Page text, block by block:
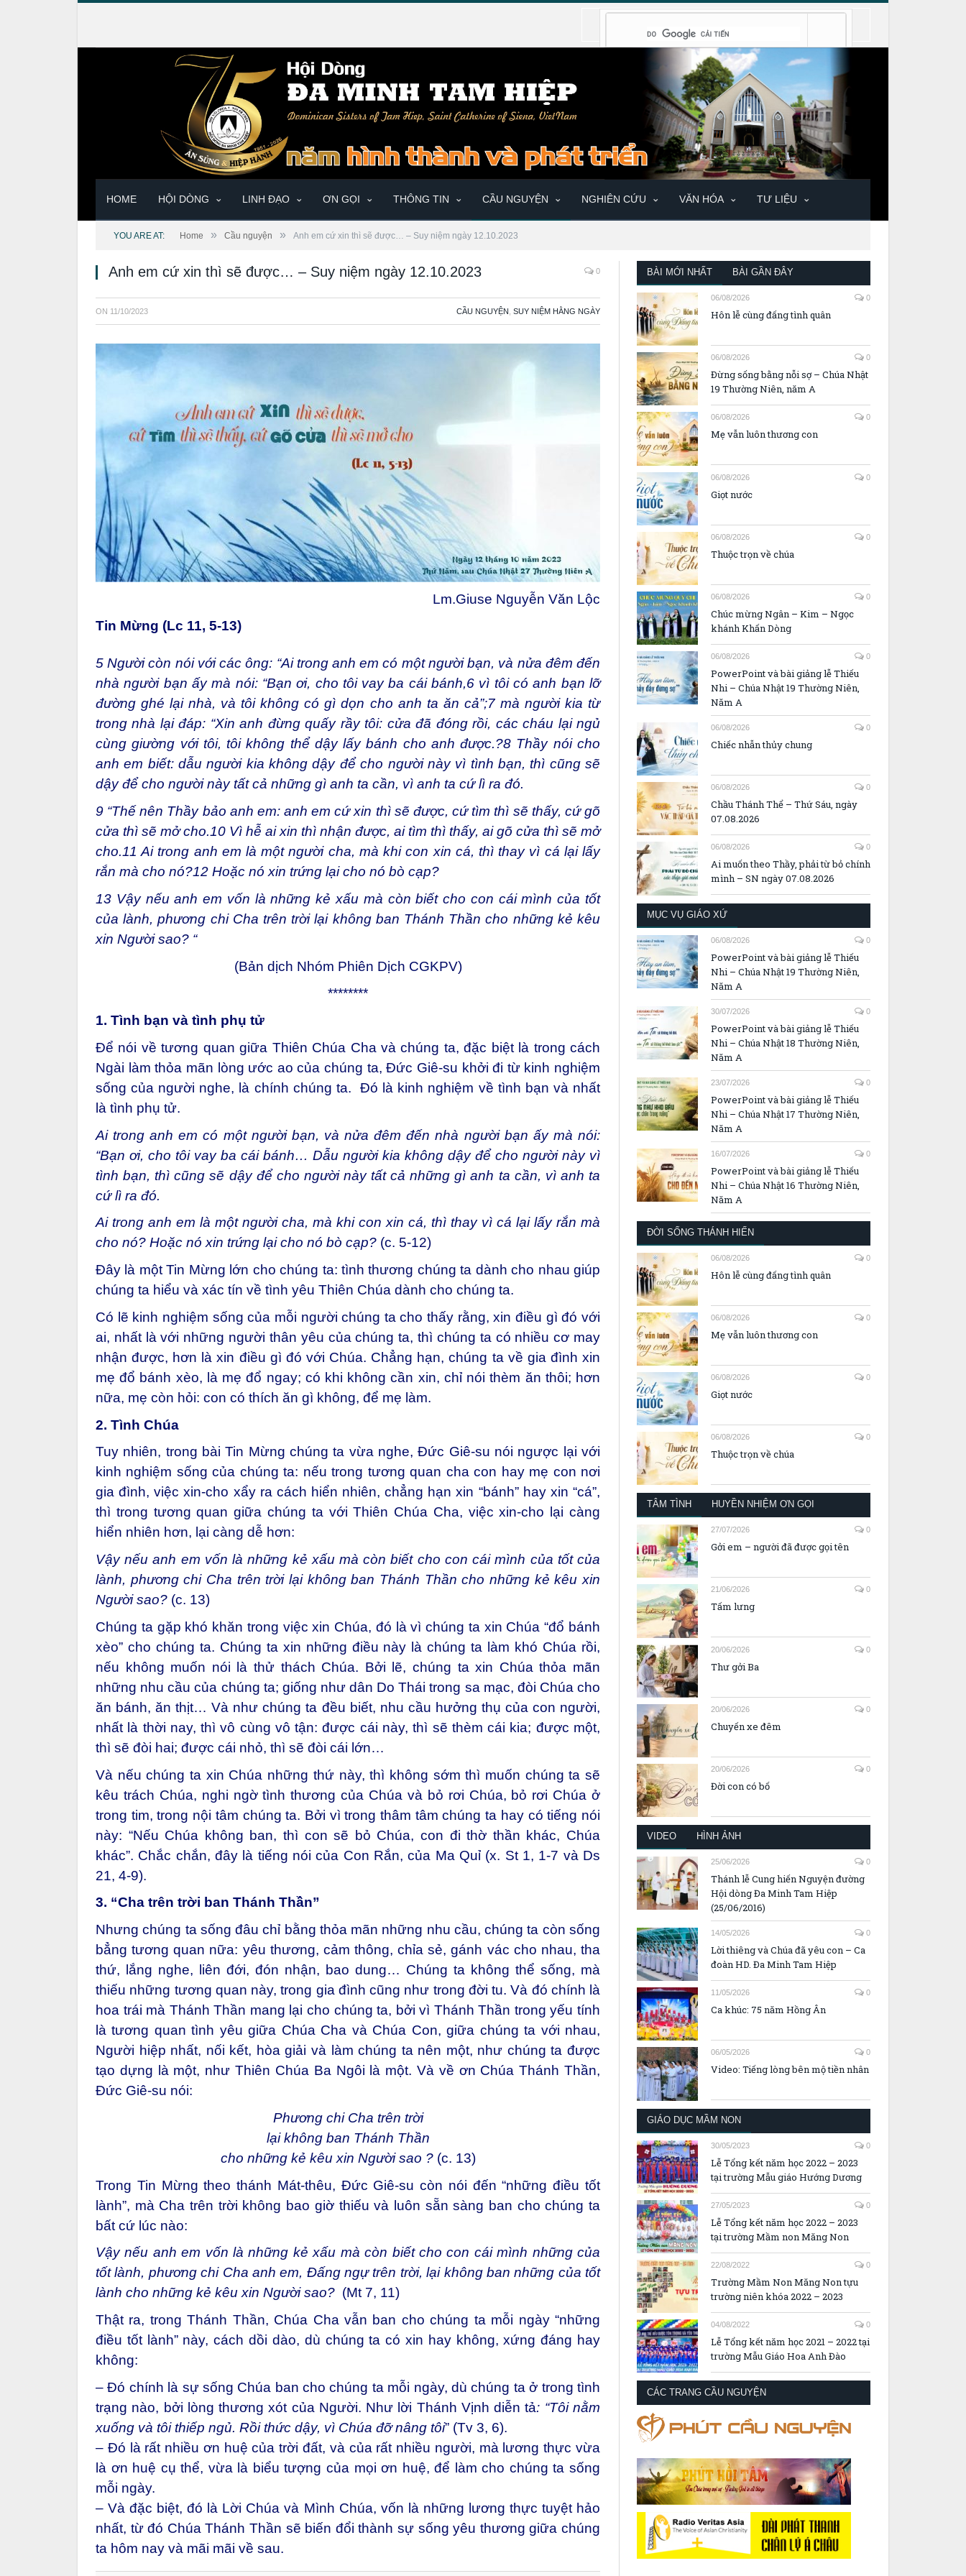
HOME HỘI DÒNG LINH ĐẠO ƠN GỌI THÔNG TIN CẦU NGUYỆN NGHIÊN CỨU VĂN HÓA TƯ LIỆU
YOU ARE AT: Home » Cầu nguyện » Anh em cứ xin thì sẽ được… – Suy niệm ngày 12.10.2023
Anh em cứ xin thì sẽ được… – Suy niệm ngày 12.10.2023 0
ON 11/10/2023 CẦU NGUYỆN SUY NIỆM HẰNG NGÀY
Lm.Giuse Nguyễn Văn Lộc
Tin Mừng (Lc 11, 5-13)
5 Người còn nói với các ông: “Ai trong anh em có một người bạn, và nửa đêm đến
nhà người bạn ấy mà nói: “Bạn ơi, cho tôi vay ba cái bánh,6 vì tôi có anh bạn lỡ
đường ghé lại nhà, và tôi không có gì dọn cho anh ta ăn cả”;7mà người kia từ
trong nhà lại đáp: “Xin anh đừng quấy rầy tôi: cửa đã đóng rồi, các cháu lại ngủ
cùng giường với tôi, tôi không thể dậy lấy bánh cho anh được.?8 Thầy nói cho
anh em biết: dẫu người kia không dậy để cho người này vì tình bạn, thì cũng sẽ
dậy để cho người này tất cả những gì anh ta cần, vì anh ta cứ lì ra đó.
9 “Thế nên Thầy bảo anh em: anh em cứ xin thì sẽ được, cứ tìm thì sẽ thấy, cứ gõ
cửa thì sẽ mở cho.10 Vì hễ ai xin thì nhận được, ai tìm thì thấy, ai gõ cửa thì sẽ mở
cho.11 Ai trong anh em là một người cha, mà khi con xin cá, thì thay vì cá lại lấy
rắn mà cho nó?12 Hoặc nó xin trứng lại cho nó bò cạp?
13 Vậy nếu anh em vốn là những kẻ xấu mà còn biết cho con cái mình của tốt
của lành, phương chi Cha trên trời lại không ban Thánh Thần cho những kẻ kêu
xin Người sao? “
(Bản dịch Nhóm Phiên Dịch CGKPV)
********
1. Tình bạn và tình phụ tử
Để nói về tương quan giữa Thiên Chúa Cha và chúng ta, đặc biệt là trong cách
Ngài làm thỏa mãn lòng ước ao của chúng ta, Đức Giê-su khởi đi từ kinh nghiệm
sống của người nghe, là chính chúng ta. Đó là kinh nghiệm về tình bạn và nhất
là tình phụ tử.
Ai trong anh em có một người bạn, và nửa đêm đến nhà người bạn ấy mà nói:
“Bạn ơi, cho tôi vay ba cái bánh… Dẫu người kia không dậy để cho người này vì
tình bạn, thì cũng sẽ dậy để cho người này tất cả những gì anh ta cần, vì anh ta
cứ lì ra đó.
Ai trong anh em là một người cha, mà khi con xin cá, thì thay vì cá lại lấy rắn mà
cho nó? Hoặc nó xin trứng lại cho nó bò cạp? (c. 5-12)
Đây là một Tin Mừng lớn cho chúng ta: tình thương chúng ta dành cho nhau giúp
chúng ta hiểu và xác tín về tình yêu Thiên Chúa dành cho chúng ta.
Có lẽ kinh nghiệm sống của mỗi người chúng ta cho thấy rằng, xin điều gì đó với
ai, nhất là với những người thân yêu của chúng ta, thì chúng ta có nhiều cơ may
nhận được, hơn là xin điều gì đó với Chúa. Chẳng hạn, chúng ta về gia đình xin
mẹ đổ bánh xèo, là mẹ đổ ngay; có khi không cần xin, chỉ nói thèm ăn thôi; hơn
nữa, mẹ còn hỏi: con có thích ăn gì không, để mẹ làm.
2. Tình Chúa
Tuy nhiên, trong bài Tin Mừng chúng ta vừa nghe, Đức Giê-su nói ngược lại với
kinh nghiệm sống của chúng ta: nếu trong tương quan cha con hay mẹ con nơi
gia đình, việc xin-cho xẩy ra cách hiển nhiên, chẳng hạn xin “bánh” hay xin “cá”,
thì trong tương quan giữa chúng ta với Thiên Chúa Cha, việc xin-cho lại càng
hiển nhiên hơn, lại càng dễ hơn:
Vậy nếu anh em vốn là những kẻ xấu mà còn biết cho con cái mình của tốt của
lành, phương chi Cha trên trời lại không ban Thánh Thần cho những kẻ kêu xin
Người sao? (c. 13)
Chúng ta gặp khó khăn trong việc xin Chúa, đó là vì chúng ta xin Chúa “đổ bánh
xèo” cho chúng ta. Chúng ta xin những điều này là chúng ta làm khó Chúa rồi,
nếu không muốn nói là thử thách Chúa. Bởi lẽ, chúng ta xin Chúa thỏa mãn
những nhu cầu của chúng ta; giống như dân Do Thái trong sa mạc, đòi Chúa cho
ăn bánh, ăn thịt… Và như chúng ta đều biết, nhu cầu hưởng thụ của con người,
nhất là thời nay, thì vô cùng vô tận: được cái này, thì sẽ thèm cái kia; được một,
thì sẽ đòi hai; được cái nhỏ, thì sẽ đòi cái lớn…
Và nếu chúng ta xin Chúa những thứ này, thì không sớm thì muốn chúng ta sẽ
kêu trách Chúa, nghi ngờ tình thương của Chúa và bỏ rơi Chúa, bỏ rơi Chúa ở
trong tim, trong nội tâm chúng ta. Bởi vì trong thâm tâm chúng ta hay có tiếng nói
này: “Nếu Chúa không ban, thì con sẽ bỏ Chúa, con đi thờ thần khác, Chúa
khác”. Chắc chắn, đây là tiếng nói của Con Rắn, của Ma Quỉ (x. St 1, 1-7 và Ds
21, 4-9).
3. “Cha trên trời ban Thánh Thần”
Nhưng chúng ta sống đâu chỉ bằng thỏa mãn những nhu cầu, chúng ta còn sống
bẳng tương quan nữa: yêu thương, cảm thông, chỉa sẻ, gánh vác cho nhau, tha
thứ, lắng nghe, liên đới, đón nhận, bao dung… Chúng ta không thể sống, mà
thiếu những tương quan này, trong gia đình cũng như trong đời tu. Và đó chính là
hoa trái mà Thánh Thần mang lại cho chúng ta, bởi vì Thánh Thần trong yếu tính
là tương quan tình yêu giữa Chúa Cha và Chúa Con, giữa chúng ta với nhau,
Người hiệp nhất, nối kết, hòa giải và làm chúng ta nên một, như chúng ta được
tạo dựng là một, như Thiên Chúa Ba Ngôi là một. Và về ơn Chúa Thánh Thần,
Đức Giê-su nói:
Phương chi Cha trên trời
lại không ban Thánh Thần
cho những kẻ kêu xin Người sao ? (c. 13)
Trong Tin Mừng theo thánh Mát-thêu, Đức Giê-su còn nói đến “những điều tốt
lành”, mà Cha trên trời không bao giờ thiếu và luôn sẵn sàng ban cho chúng ta
bất cứ lúc nào:
Vậy nếu anh em vốn là những kẻ xấu mà còn biết cho con cái mình những của
tốt lành, phương chi Cha anh em, Đấng ngự trên trời, lại không ban những của tốt
lành cho những kẻ kêu xin Người sao? (Mt 7, 11)
Thật ra, trong Thánh Thần, Chúa Cha vẫn ban cho chúng ta mỗi ngày “những
điều tốt lành” này, cách dồi dào, dù chúng ta có xin hay không, xứng đáng hay
không:
– Đó chính là sự sống Chúa ban cho chúng ta mỗi ngày, dù chúng ta ở trong tình
trạng nào, bởi lòng thương xót của Người. Như lời Thánh Vịnh diễn tả: “Tôi nằm
xuống và tôi thiếp ngủ. Rồi thức dậy, vì Chúa đỡ nâng tôi” (Tv 3, 6).
– Đó là rất nhiều ơn huệ của trời đất, và của rất nhiều người, mà lương thực vừa
là ơn huệ cụ thể, vừa là biểu tượng của mọi ơn huệ, để làm cho chúng ta sống
mỗi ngày.
– Và đặc biệt, đó là Lời Chúa và Mình Chúa, vốn là những lương thực tuyệt hảo
nhất, từ đó Chúa Thánh Thần sẽ biến đổi thành sự sống yêu thương giữa chúng
ta hôm nay và mãi mãi về sau.
BÀI MỚI NHẤT BÀI GẦN ĐÂY
06/08/2026 0
Hôn lễ cùng đấng tình quân
06/08/2026 0
Đừng sống bằng nỗi sợ – Chúa Nhật
19 Thường Niên, năm A
06/08/2026 0
Mẹ vẫn luôn thương con
06/08/2026 0
Giọt nước
06/08/2026 0
Thuộc trọn về chúa
06/08/2026 0
Chúc mừng Ngân – Kim – Ngọc
khánh Khấn Dòng
06/08/2026 0
PowerPoint và bài giảng lễ Thiếu
Nhi – Chúa Nhật 19 Thường Niên,
Năm A
06/08/2026 0
Chiếc nhẫn thủy chung
06/08/2026 0
Chầu Thánh Thể – Thứ Sáu, ngày
07.08.2026
06/08/2026 0
Ai muốn theo Thầy, phải từ bỏ chính
mình – SN ngày 07.08.2026
MỤC VỤ GIÁO XỨ
06/08/2026 0
PowerPoint và bài giảng lễ Thiếu
Nhi – Chúa Nhật 19 Thường Niên,
Năm A
30/07/2026 0
PowerPoint và bài giảng lễ Thiếu
Nhi – Chúa Nhật 18 Thường Niên,
Năm A
23/07/2026 0
PowerPoint và bài giảng lễ Thiếu
Nhi – Chúa Nhật 17 Thường Niên,
Năm A
16/07/2026 0
PowerPoint và bài giảng lễ Thiếu
Nhi – Chúa Nhật 16 Thường Niên,
Năm A
ĐỜI SỐNG THÁNH HIẾN
06/08/2026 0
Hôn lễ cùng đấng tình quân
06/08/2026 0
Mẹ vẫn luôn thương con
06/08/2026 0
Giọt nước
06/08/2026 0
Thuộc trọn về chúa
TÂM TÌNH HUYỀN NHIỆM ƠN GỌI
27/07/2026 0
Gởi em – người đã được gọi tên
21/06/2026 0
Tấm lưng
20/06/2026 0
Thư gởi Ba
20/06/2026 0
Chuyến xe đêm
20/06/2026 0
Đời con có bố
VIDEO HÌNH ẢNH
25/06/2026 0
Thánh lễ Cung hiến Nguyện đường
Hội dòng Đa Minh Tam Hiệp
(25/06/2016)
14/05/2026 0
Lời thiêng và Chúa đã yêu con – Ca
đoàn HD. Đa Minh Tam Hiệp
11/05/2026 0
Ca khúc: 75 năm Hồng Ân
06/05/2026 0
Video: Tiếng lòng bên mộ tiền nhân
GIÁO DỤC MẦM NON
30/05/2023 0
Lễ Tổng kết năm học 2022 – 2023
tại trường Mẫu giáo Hướng Dương
27/05/2023 0
Lễ Tổng kết năm học 2022 – 2023
tại trường Mầm non Măng Non
22/08/2022 0
Trường Mầm Non Măng Non tựu
trường niên khóa 2022 – 2023
04/08/2022 0
Lễ Tổng kết năm học 2021 – 2022 tại
trường Mẫu Giáo Hoa Anh Đào
CÁC TRANG CẦU NGUYỆN